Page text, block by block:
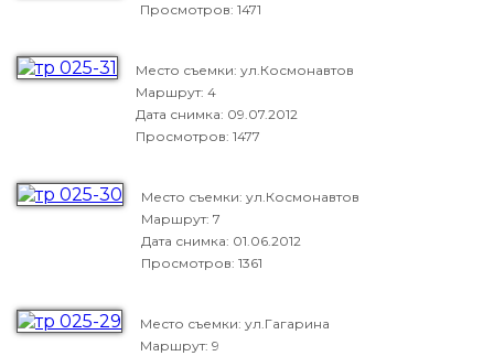
Просмотров: 1471
Место съемки: ул.Космонавтов
Маршрут: 4
Дата снимка: 09.07.2012
Просмотров: 1477
Место съемки: ул.Космонавтов
Маршрут: 7
Дата снимка: 01.06.2012
Просмотров: 1361
Место съемки: ул.Гагарина
Маршрут: 9